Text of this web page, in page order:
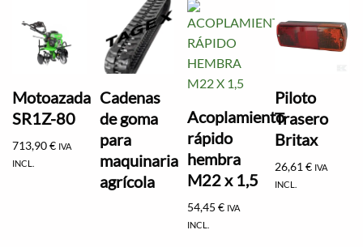
Motoazada
SR1Z-80
713,90€ IVA
INCL.
Cadenas
de goma
para
maquinaria
agrícola
Acoplamiento
rápido
hembra
M22 x 1,5
54,45€ IVA
INCL.
Piloto
Trasero
Britax
26,61€ IVA
INCL.